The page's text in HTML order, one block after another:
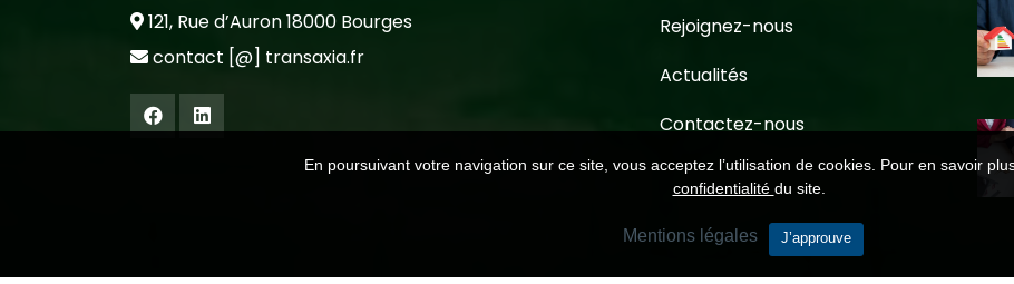
121, Rue d’Auron 18000 Bourges
contact [@] transaxia.fr
Rejoignez-nous
Actualités
Contactez-nous
En poursuivant votre navigation sur ce site, vous acceptez l’utilisation de cookies. Pour en savoir
confidentialité du site.
Mentions légales J’approuve